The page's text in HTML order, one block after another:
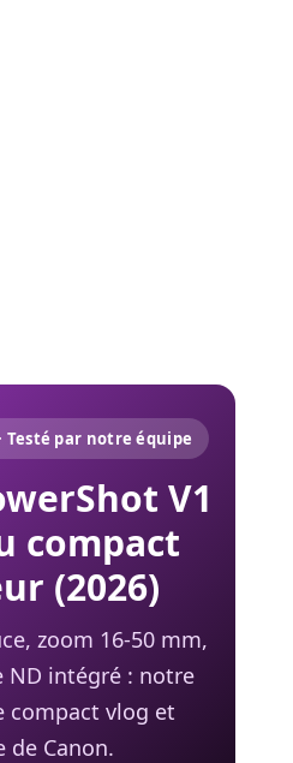
Testé par notre équipe
V1
compact
(2026)
zoom 16-50 mm,
ND intégré : notre
compact vlog et
de Canon.